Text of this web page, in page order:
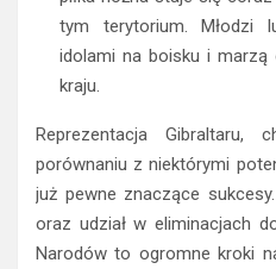
tym terytorium. Młodzi
idolami na boisku i marzą
kraju.
Reprezentacja
porównaniu z niektórymi
już pewne znaczące
oraz udział w eliminacjach
Narodów to ogromne kroki